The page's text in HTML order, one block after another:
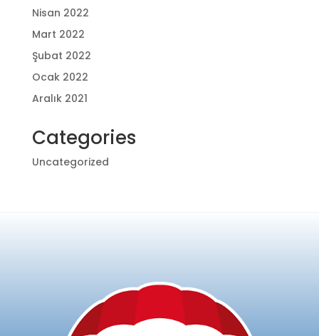
Nisan 2022
Mart 2022
Şubat 2022
Ocak 2022
Aralık 2021
Categories
Uncategorized